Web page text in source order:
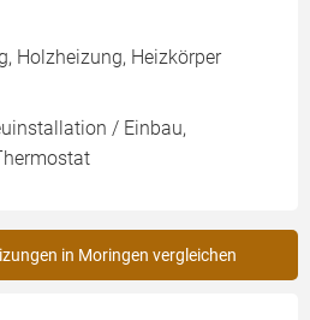
Holzheizung, Heizkörper
/ Einbau,
in Moringen vergleichen